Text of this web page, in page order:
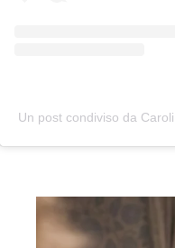
Un post condiviso da